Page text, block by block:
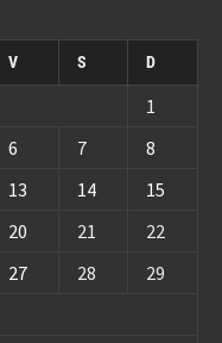
V S D
1
6 7
8
13 14
15
20 21
22
27 28
29